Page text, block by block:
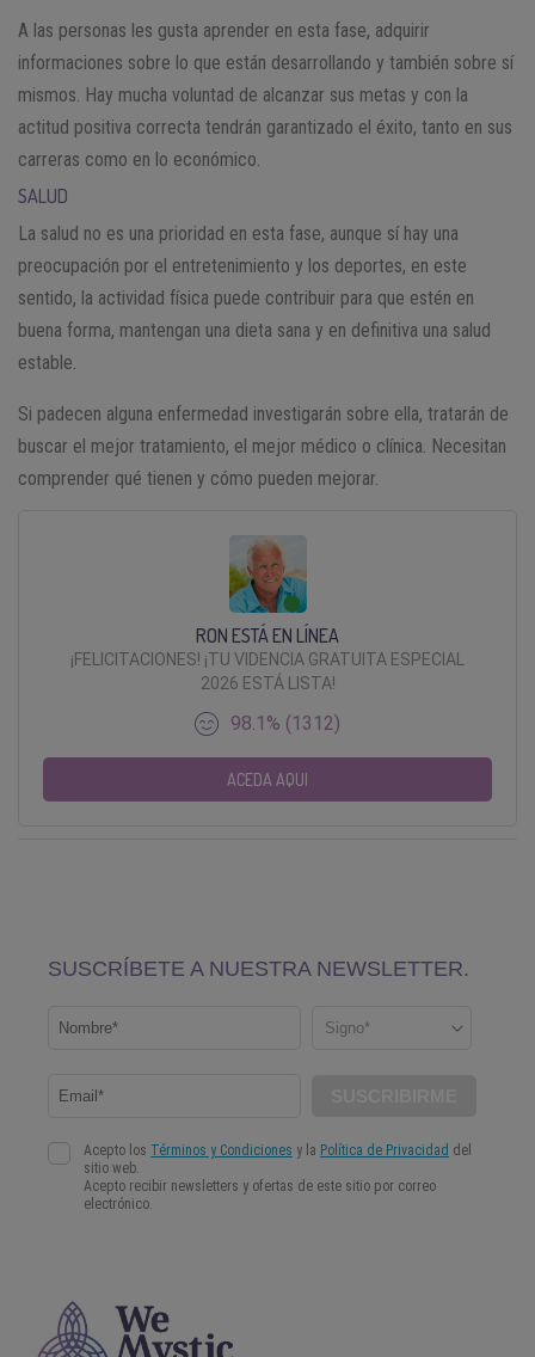
A las personas les gusta aprender en esta fase, adquirir
informaciones sobre lo que están desarrollando y también sobre sí
mismos. Hay mucha voluntad de alcanzar sus metas y con la
actitud positiva correcta tendrán garantizado el éxito, tanto en sus
carreras como en lo económico.
SALUD
La salud no es una prioridad en esta fase, aunque sí hay una
preocupación por el entretenimiento y los deportes, en este
sentido, la actividad física puede contribuir para que estén en
buena forma, mantengan una dieta sana y en definitiva una salud
estable.
Si padecen alguna enfermedad investigarán sobre ella, tratarán de
buscar el mejor tratamiento, el mejor médico o clínica. Necesitan
comprender qué tienen y cómo pueden mejorar.
RON ESTÁ EN LÍNEA
¡FELICITACIONES! ¡TU VIDENCIA GRATUITA ESPECIAL
2026 ESTÁ LISTA!
98.1% (1312)
ACEDA AQUI